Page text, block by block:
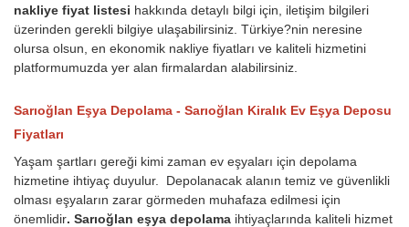
nakliye fiyat listesi hakkında detaylı bilgi için, iletişim bilgileri
üzerinden gerekli bilgiye ulaşabilirsiniz. Türkiye?nin neresine
olursa olsun, en ekonomik nakliye fiyatları ve kaliteli hizmetini
platformumuzda yer alan firmalardan alabilirsiniz.
Sarıoğlan Eşya Depolama - Sarıoğlan Kiralık Ev Eşya Deposu
Fiyatları
Yaşam şartları gereği kimi zaman ev eşyaları için depolama
hizmetine ihtiyaç duyulur. Depolanacak alanın temiz ve güvenlikli
olması eşyaların zarar görmeden muhafaza edilmesi için
önemlidir. Sarıoğlan eşya depolama ihtiyaçlarında kaliteli hizmet